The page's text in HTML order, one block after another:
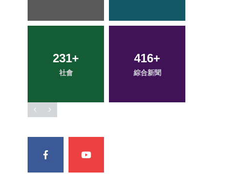
68+
專欄
95+
旅遊